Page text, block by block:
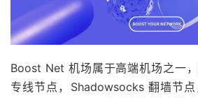
Boost Net 机场属于高端机场之一
专线节点，Shadowsocks 翻墙节